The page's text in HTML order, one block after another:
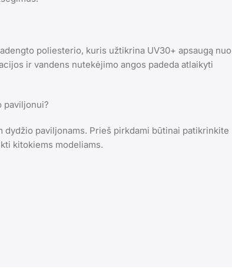
poliesterio, kuris užtikrina UV30+ apsaugą nuo
ir vandens nutekėjimo angos padeda atlaikyti
paviljonui?
paviljonams. Prieš pirkdami būtinai patikrinkite
kitokiems modeliams.